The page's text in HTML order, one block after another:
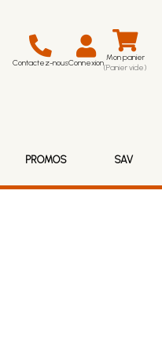
Contactez-nousConnexion Mon panier
(Panier vide)
PROMOS SAV